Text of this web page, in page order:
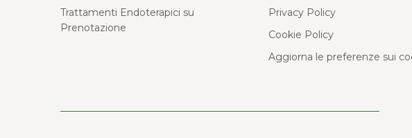
Trattamenti Endoterapici su
Prenotazione
Privacy Policy
Cookie Policy
Aggiorna le preferenze sui